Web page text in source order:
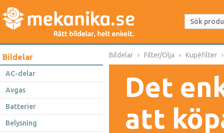
Bildelar
AC-delar
Avgas
Batterier
Belysning
Bildelar Filter/Olja Kupéfilter
Det
att